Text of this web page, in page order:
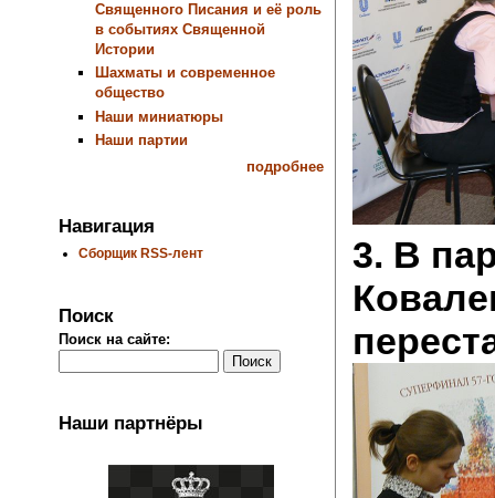
Священного Писания и её роль
в событиях Священной
Истории
Шахматы и современное
общество
Наши миниатюры
Наши партии
подробнее
Навигация
Сборщик RSS-лент
Поиск
Поиск на сайте:
Наши партнёры
3. В